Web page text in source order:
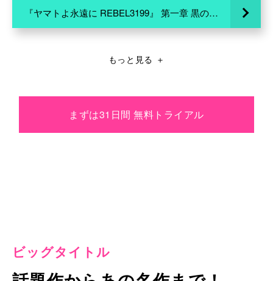
『ヤマトよ永遠に REBEL3199』 第一章 黒の侵略
もっと見る ＋
まずは31日間 無料トライアル
ビッグタイトル